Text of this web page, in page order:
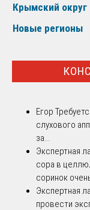
Крымский округ
Новые регионы
Егор
слухового
за...
Экспертная
сора в
соринок очень
Экспертная
провести